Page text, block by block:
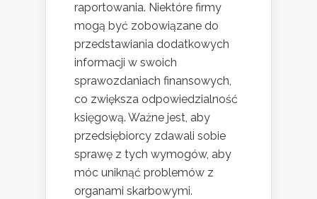
raportowania. Niektóre firmy
mogą być zobowiązane do
przedstawiania dodatkowych
informacji w swoich
sprawozdaniach finansowych,
co zwiększa odpowiedzialność
księgową. Ważne jest, aby
przedsiębiorcy zdawali sobie
sprawę z tych wymogów, aby
móc uniknąć problemów z
organami skarbowymi.